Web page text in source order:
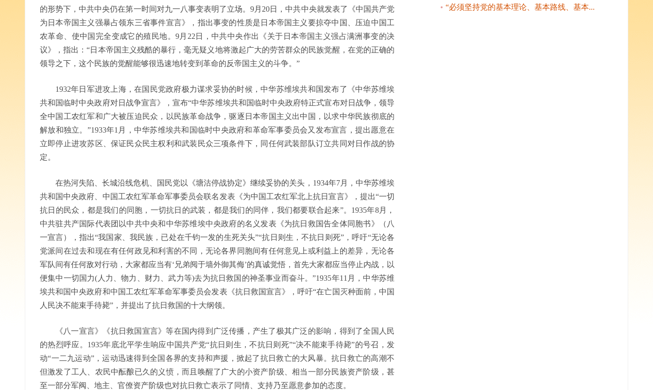
的形势下，中共中央仍在第一时间对九一八事变表明了立场。9月20日，中共中央就发表了《中国共产党
为日本帝国主义强暴占领东三省事件宣言》，指出事变的性质是日本帝国主义要掠夺中国、压迫中国工
农革命、使中国完全变成它的殖民地。9月22日，中共中央作出《关于日本帝国主义强占满洲事变的决
议》，指出：“日本帝国主义残酷的暴行，毫无疑义地将激起广大的劳苦群众的民族觉醒，在党的正确的
领导之下，这个民族的觉醒能够很迅速地转变到革命的反帝国主义的斗争。”
1932年日军进攻上海，在国民党政府极力谋求妥协的时候，中华苏维埃共和国发布了《中华苏维埃
共和国临时中央政府对日战争宣言》，宣布“中华苏维埃共和国临时中央政府特正式宣布对日战争，领导
全中国工农红军和广大被压迫民众，以民族革命战争，驱逐日本帝国主义出中国，以求中华民族彻底的
解放和独立。”1933年1月，中华苏维埃共和国临时中央政府和革命军事委员会又发布宣言，提出愿意在
立即停止进攻苏区、保证民众民主权利和武装民众三项条件下，同任何武装部队订立共同对日作战的协
定。
在热河失陷、长城沿线危机、国民党以《塘沽停战协定》继续妥协的关头，1934年7月，中华苏维埃
共和国中央政府、中国工农红军革命军事委员会联名发表《为中国工农红军北上抗日宣言》，提出“一切
抗日的民众，都是我们的同胞，一切抗日的武装，都是我们的同伴，我们都要联合起来”。1935年8月，
中共驻共产国际代表团以中共中央和中华苏维埃中央政府的名义发表《为抗日救国告全体同胞书》（八
一宣言），指出“我国家、我民族，已处在千钧一发的生死关头”“抗日则生，不抗日则死”，呼吁“无论各
党派间在过去和现在有任何政见和利害的不同，无论各界同胞间有任何意见上或利益上的差异，无论各
军队间有任何敌对行动，大家都应当有‘兄弟阋于墙外御其侮’的真诚觉悟，首先大家都应当停止内战，以
便集中一切国力(人力、物力、财力、武力等)去为抗日救国的神圣事业而奋斗。”1935年11月，中华苏维
埃共和国中央政府和中国工农红军革命军事委员会发表《抗日救国宣言》，呼吁“在亡国灭种面前，中国
人民决不能束手待毙”，并提出了抗日救国的十大纲领。
《八一宣言》《抗日救国宣言》等在国内得到广泛传播，产生了极其广泛的影响，得到了全国人民
的热烈呼应。1935年底北平学生响应中国共产党“抗日则生，不抗日则死”“决不能束手待毙”的号召，发
动“一二九运动”，运动迅速得到全国各界的支持和声援，掀起了抗日救亡的大风暴。抗日救亡的高潮不
但激发了工人、农民中酝酿已久的义愤，而且唤醒了广大的小资产阶级、相当一部分民族资产阶级，甚
至一部分军阀、地主、官僚资产阶级也对抗日救亡表示了同情、支持乃至愿意参加的态度。
“必须坚持党的基本理论、基本路线、基本...